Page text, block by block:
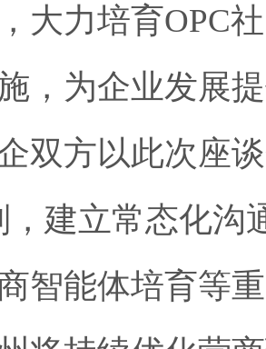
大力培育OPC
，为企业发展
双方以此次座
，建立常态化沟
智能体培育等